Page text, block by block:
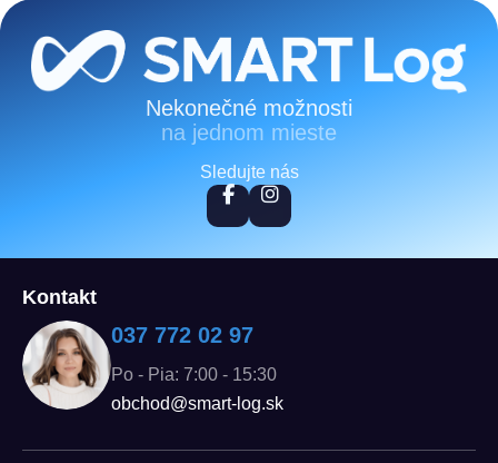
Zápätie
Nekonečné možnosti
na jednom mieste
Sledujte nás
Kontakt
037 772 02 97
Po - Pia: 7:00 - 15:30
obchod@smart-log.sk